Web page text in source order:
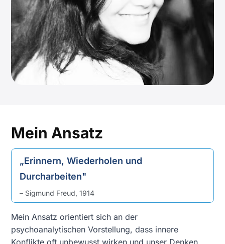
Mein Ansatz
„Erinnern, Wiederholen und
Durcharbeiten"
– Sigmund Freud, 1914
Mein Ansatz orientiert sich an der
psychoanalytischen Vorstellung, dass innere